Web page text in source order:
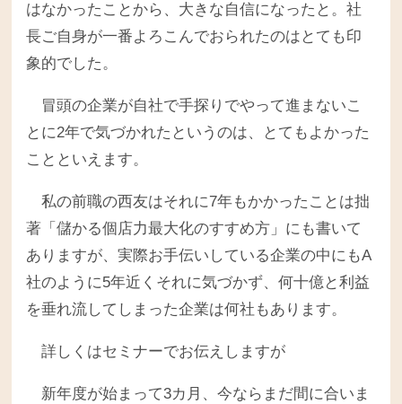
はなかったことから、大きな自信になったと。社
長ご自身が一番よろこんでおられたのはとても印
象的でした。
冒頭の企業が自社で手探りでやって進まないこ
とに2年で気づかれたというのは、とてもよかった
ことといえます。
私の前職の西友はそれに7年もかかったことは拙
著「儲かる個店力最大化のすすめ方」にも書いて
ありますが、実際お手伝いしている企業の中にもA
社のように5年近くそれに気づかず、何十億と利益
を垂れ流してしまった企業は何社もあります。
詳しくはセミナーでお伝えしますが
新年度が始まって3カ月、今ならまだ間に合いま